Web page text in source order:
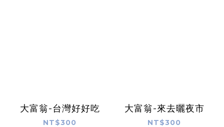
大富翁-台灣好好吃
NT$300
大富翁-來去曬夜市
NT$300